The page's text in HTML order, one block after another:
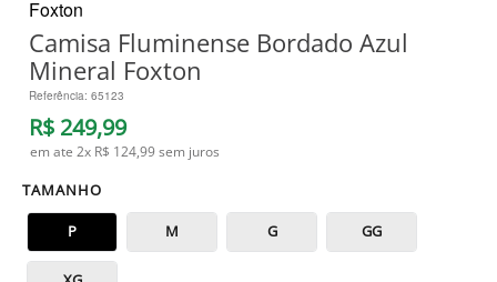
Foxton
Camisa Fluminense Bordado Azul
Mineral Foxton
Referência: 65123
R$ 249,99
em ate 2x R$ 124,99sem juros
TAMANHO
P M G GG